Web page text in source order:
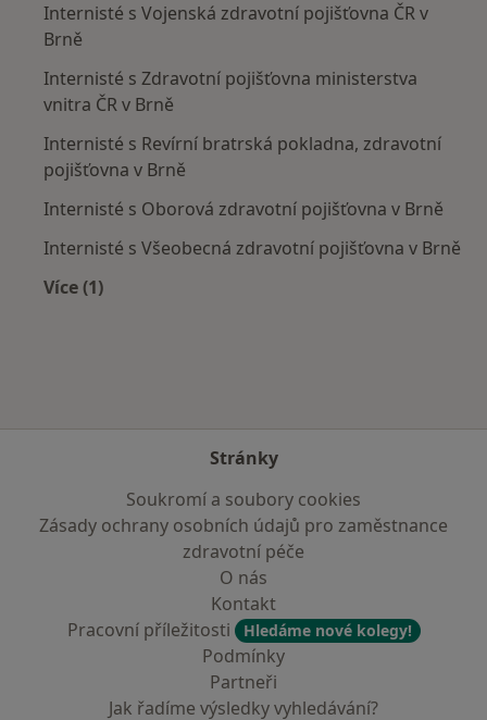
Internisté s Vojenská zdravotní pojišťovna ČR v
Brně
Internisté s Zdravotní pojišťovna ministerstva
vnitra ČR v Brně
Internisté s Revírní bratrská pokladna, zdravotní
pojišťovna v Brně
Internisté s Oborová zdravotní pojišťovna v Brně
Internisté s Všeobecná zdravotní pojišťovna v Brně
Více (1)
Stránky
Soukromí a soubory cookies
Zásady ochrany osobních údajů pro zaměstnance
zdravotní péče
O nás
Kontakt
Pracovní příležitosti
Hledáme nové kolegy!
Podmínky
Partneři
Jak řadíme výsledky vyhledávání?